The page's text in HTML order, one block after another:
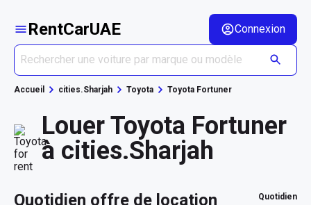
RentCarUAE Connexion
Accueil cities.Sharjah Toyota Toyota Fortuner
Louer Toyota Fortuner
à cities.Sharjah
quotidien offre de location quotidien